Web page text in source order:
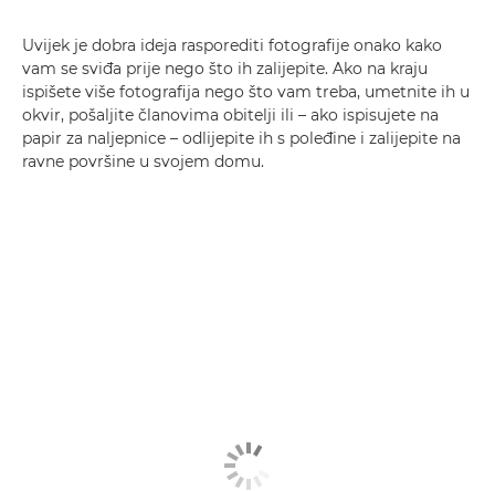
Uvijek je dobra ideja rasporediti fotografije onako kako
vam se sviđa prije nego što ih zalijepite. Ako na kraju
ispišete više fotografija nego što vam treba, umetnite ih u
okvir, pošaljite članovima obitelji ili – ako ispisujete na
papir za naljepnice – odlijepite ih s poleđine i zalijepite na
ravne površine u svojem domu.